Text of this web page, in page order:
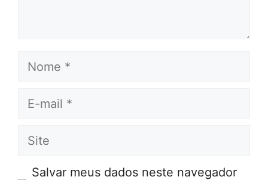
Nome
E-
Site
Salvar meus dados neste navegador